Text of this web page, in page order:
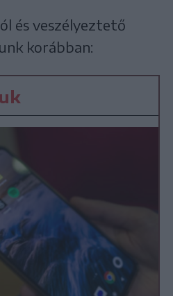
és veszélyeztető
korábban: